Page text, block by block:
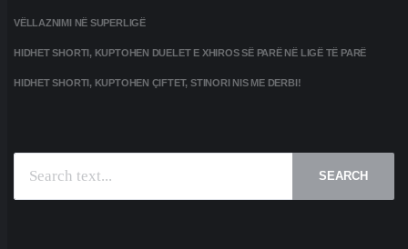
VËLLAZNIMI NË SUPERLIGË
HIDHET SHORTI, KUPTOHEN DUELET E XHIROS SË PARË NË LIGË TË PARË
HIDHET SHORTI, KUPTOHEN ÇIFTET, STINORI NIS ME DERBI!
SEARCH